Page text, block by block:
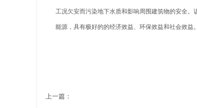
工况欠安而污染地下水质和影响周围建筑物的安全
能源，具有极好的的经济效益、环保效益和社会效益。
上一篇：